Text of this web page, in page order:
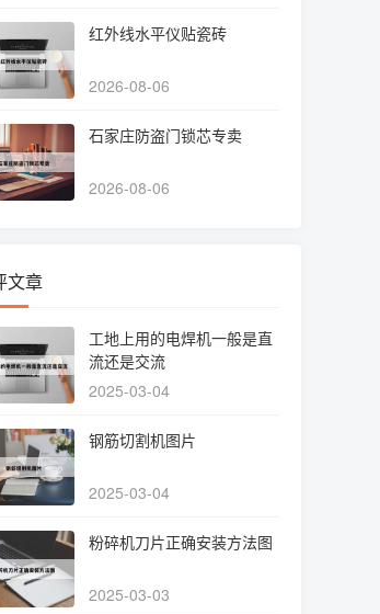
红外线水平仪贴瓷砖
2026-08-06
石家庄防盗门锁芯专卖
2026-08-06
文章
工地上用的电焊机一般是直
流还是交流
2025-03-04
钢筋切割机图片
2025-03-04
粉碎机刀片正确安装方法图
2025-03-03